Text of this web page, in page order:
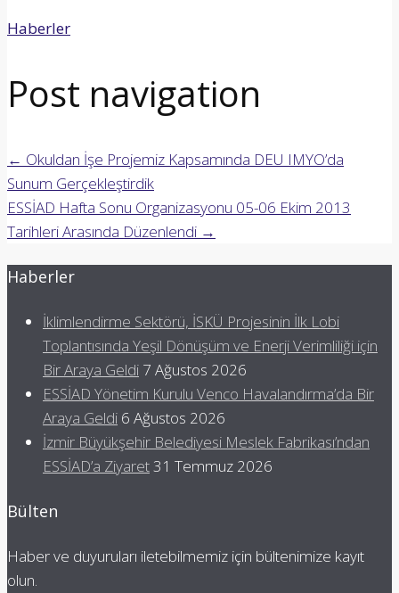
Haberler
Post navigation
← Okuldan İşe Projemiz Kapsamında DEU IMYO’da
Sunum Gerçekleştirdik
ESSİAD Hafta Sonu Organizasyonu 05-06 Ekim 2013
Tarihleri Arasında Düzenlendi →
Haberler
İklimlendirme Sektörü, İSKÜ Projesinin İlk Lobi
Toplantısında Yeşil Dönüşüm ve Enerji Verimliliği için
Bir Araya Geldi 7 Ağustos 2026
ESSİAD Yönetim Kurulu Venco Havalandırma’da Bir
Araya Geldi 6 Ağustos 2026
İzmir Büyükşehir Belediyesi Meslek Fabrikası’ndan
ESSİAD’a Ziyaret31 Temmuz 2026
Bülten
Haber ve duyuruları iletebilmemiz için bültenimize kayıt
olun.